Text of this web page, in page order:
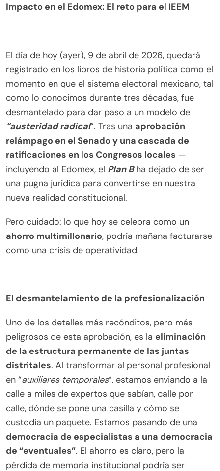
Impacto en el Edomex: El reto para el IEEM
El día de hoy (ayer), 9 de abril de 2026, quedará
registrado en los libros de historia política como el
momento en que el sistema electoral mexicano, tal
como lo conocimos durante tres décadas, fue
desmantelado para dar paso a un modelo de
“austeridad radical“. Tras una aprobación
relámpago en el Senado y una cascada de
ratificaciones en los Congresos locales —
incluyendo al Edomex, el Plan Bha dejado de ser
una pugna jurídica para convertirse en nuestra
nueva realidad constitucional.
Pero cuidado: lo que hoy se celebra como un
ahorro multimillonario, podría mañana facturarse
como una crisis de operatividad.
El desmantelamiento de la profesionalización
Uno de los detalles más recónditos, pero más
peligrosos de esta aprobación, es la eliminación
de la estructura permanente de las juntas
distritales. Al transformar al personal profesional
en “auxiliares temporales“, estamos enviando a la
calle a miles de expertos que sabían, calle por
calle, dónde se pone una casilla y cómo se
custodia un paquete. Estamos pasando de una
democracia de especialistas a una democracia
de “eventuales”. El ahorro es claro, pero la
pérdida de memoria institucional podría ser